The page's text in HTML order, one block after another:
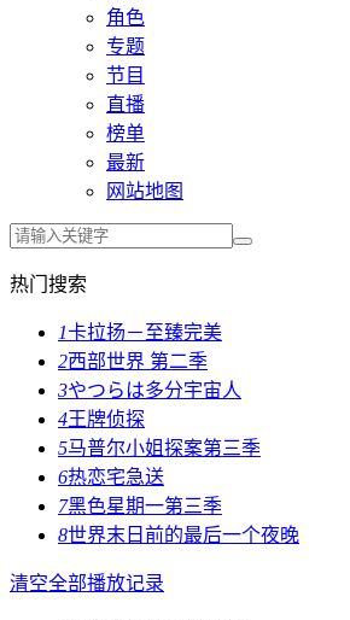
角色
专题
节目
直播
榜单
最新
网站地图
热门搜索
1卡拉扬－至臻完美
2西部世界 第二季
3やつらは多分宇宙人
4王牌侦探
5马普尔小姐探案第三季
6热恋宅急送
7黑色星期一第三季
8世界末日前的最后一个夜晚
清空全部播放记录